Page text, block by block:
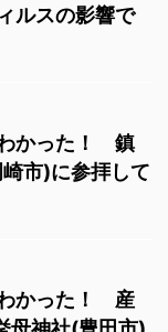
ルスの影響で
かった！ 鎮
市)に参拝して
かった！ 産